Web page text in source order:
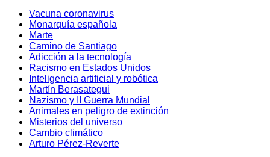
Vacuna coronavirus
Monarquía española
Marte
Camino de Santiago
Adicción a la tecnología
Racismo en Estados Unidos
Inteligencia artificial y robótica
Martín Berasategui
Nazismo y II Guerra Mundial
Animales en peligro de extinción
Misterios del universo
Cambio climático
Arturo Pérez-Reverte